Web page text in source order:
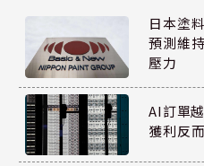
日本塗
預測維
壓力
AI訂單
獲利反